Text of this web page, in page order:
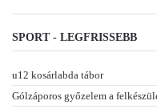
SPORT - LEGFRISSEBB
u12 kosárlabda tábor
Gólzáporos győzelem a